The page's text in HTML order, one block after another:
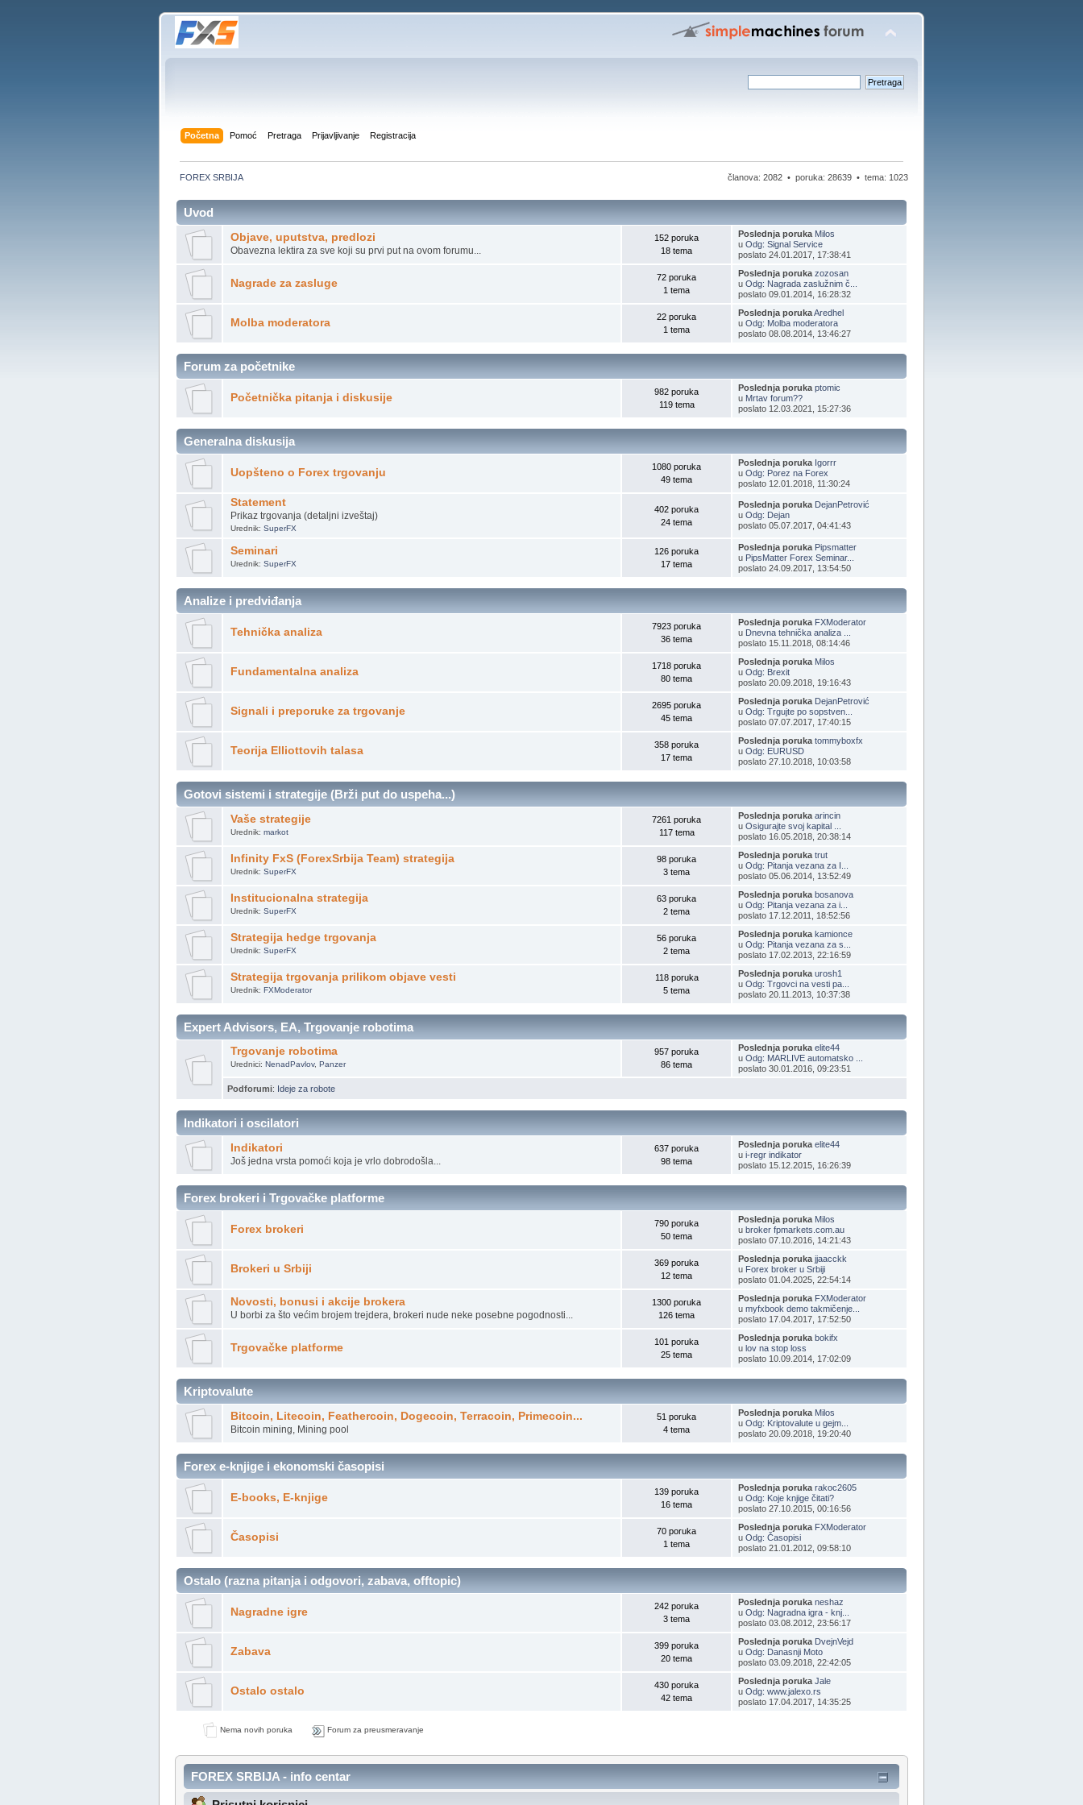
Početna Pomoć Pretraga Prijavljivanje Registracija
FOREX SRBIJA članova: 2082 • poruka: 28639 • tema: 1023
Uvod
Objave, uputstva, predlozi
Obavezna lektira za sve koji su prvi put na ovom forumu...
152 poruka
18 tema
Poslednja poruka Milos
uOdg: Signal Service
poslato 24.01.2017, 17:38:41
Nagrade za zasluge
72 poruka
1 tema
Poslednja poruka zozosan
uOdg: Nagrada zaslužnim č...
poslato 09.01.2014, 16:28:32
Molba moderatora
22 poruka
1 tema
Poslednja poruka Aredhel
uOdg: Molba moderatora
poslato 08.08.2014, 13:46:27
Forum za početnike
Početnička pitanja i diskusije
982 poruka
119 tema
Poslednja poruka ptomic
u Mrtav forum??
poslato 12.03.2021, 15:27:36
Generalna diskusija
Uopšteno o Forex trgovanju
1080 poruka
49 tema
Poslednja poruka Igorrr
uOdg: Porez na Forex
poslato 12.01.2018, 11:30:24
Statement
Prikaz trgovanja (detaljni izveštaj)
Urednik: SuperFX
402 poruka
24 tema
Poslednja poruka DejanPetrović
uOdg: Dejan
poslato 05.07.2017, 04:41:43
Seminari
Urednik: SuperFX
126 poruka
17 tema
Poslednja poruka Pipsmatter
u PipsMatter Forex Seminar...
poslato 24.09.2017, 13:54:50
Analize i predviđanja
Tehnička analiza
7923 poruka
36 tema
Poslednja poruka FXModerator
u Dnevna tehnička analiza ...
poslato 15.11.2018, 08:14:46
Fundamentalna analiza
1718 poruka
80 tema
Poslednja poruka Milos
uOdg: Brexit
poslato 20.09.2018, 19:16:43
Signali i preporuke za trgovanje
2695 poruka
45 tema
Poslednja poruka DejanPetrović
uOdg: Trgujte po sopstven...
poslato 07.07.2017, 17:40:15
Teorija Elliottovih talasa
358 poruka
17 tema
Poslednja poruka tommyboxfx
uOdg: EURUSD
poslato 27.10.2018, 10:03:58
Gotovi sistemi i strategije (Brži put do uspeha...)
Vaše strategije
Urednik: markot
7261 poruka
117 tema
Poslednja poruka arincin
uOsigurajte svoj kapital ...
poslato 16.05.2018, 20:38:14
Infinity FxS (ForexSrbija Team) strategija
Urednik: SuperFX
98 poruka
3 tema
Poslednja poruka trut
uOdg: Pitanja vezana za I...
poslato 05.06.2014, 13:52:49
Institucionalna strategija
Urednik: SuperFX
63 poruka
2 tema
Poslednja poruka bosanova
uOdg: Pitanja vezana za i...
poslato 17.12.2011, 18:52:56
Strategija hedge trgovanja
Urednik: SuperFX
56 poruka
2 tema
Poslednja poruka kamionce
uOdg: Pitanja vezana za s...
poslato 17.02.2013, 22:16:59
Strategija trgovanja prilikom objave vesti
Urednik: FXModerator
118 poruka
5 tema
Poslednja poruka urosh1
uOdg: Trgovci na vesti pa...
poslato 20.11.2013, 10:37:38
Expert Advisors, EA, Trgovanje robotima
Trgovanje robotima
Urednici: NenadPavlov, Panzer
957 poruka
86 tema
Poslednja poruka elite44
uOdg: MARLIVE automatsko ...
poslato 30.01.2016, 09:23:51
Podforumi: Ideje za robote
Indikatori i oscilatori
Indikatori
Još jedna vrsta pomoći koja je vrlo dobrodošla...
637 poruka
98 tema
Poslednja poruka elite44
ui-regr indikator
poslato 15.12.2015, 16:26:39
Forex brokeri i Trgovačke platforme
Forex brokeri
790 poruka
50 tema
Poslednja poruka Milos
u broker fpmarkets.com.au
poslato 07.10.2016, 14:21:43
Brokeri u Srbiji
369 poruka
12 tema
Poslednja poruka jjaacckk
u Forex broker u Srbiji
poslato 01.04.2025, 22:54:14
Novosti, bonusi i akcije brokera
U borbi za što većim brojem trejdera, brokeri nude neke posebne pogodnosti...
1300 poruka
126 tema
Poslednja poruka FXModerator
umyfxbook demo takmičenje...
poslato 17.04.2017, 17:52:50
Trgovačke platforme
101 poruka
25 tema
Poslednja poruka bokifx
u lov na stop loss
poslato 10.09.2014, 17:02:09
Kriptovalute
Bitcoin, Litecoin, Feathercoin, Dogecoin, Terracoin, Primecoin...
Bitcoin mining, Mining pool
51 poruka
4 tema
Poslednja poruka Milos
uOdg: Kriptovalute u gejm...
poslato 20.09.2018, 19:20:40
Forex e-knjige i ekonomski časopisi
E-books, E-knjige
139 poruka
16 tema
Poslednja poruka rakoc2605
uOdg: Koje knjige čitati?
poslato 27.10.2015, 00:16:56
Časopisi
70 poruka
1 tema
Poslednja poruka FXModerator
uOdg: Časopisi
poslato 21.01.2012, 09:58:10
Ostalo (razna pitanja i odgovori, zabava, offtopic)
Nagradne igre
242 poruka
3 tema
Poslednja poruka neshaz
uOdg: Nagradna igra - knj...
poslato 03.08.2012, 23:56:17
Zabava
399 poruka
20 tema
Poslednja poruka DvejnVejd
uOdg: Danasnji Moto
poslato 03.09.2018, 22:42:05
Ostalo ostalo
430 poruka
42 tema
Poslednja poruka Jale
uOdg: www.jalexo.rs
poslato 17.04.2017, 14:35:25
Nema novih poruka Forum za preusmeravanje
FOREX SRBIJA - info centar